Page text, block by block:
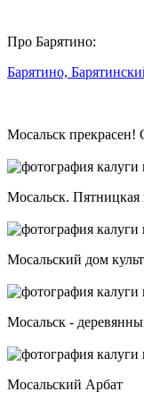
Про Барятино:
Барятино,
Мосальск прекрасен!
Мосальск. Пятницкая
Мосальский дом
Мосальск -
Мосальский Арбат